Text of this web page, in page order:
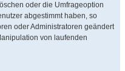
oder die Umfrageoption
abgestimmt haben, so
oder Administratoren geändert
von laufenden